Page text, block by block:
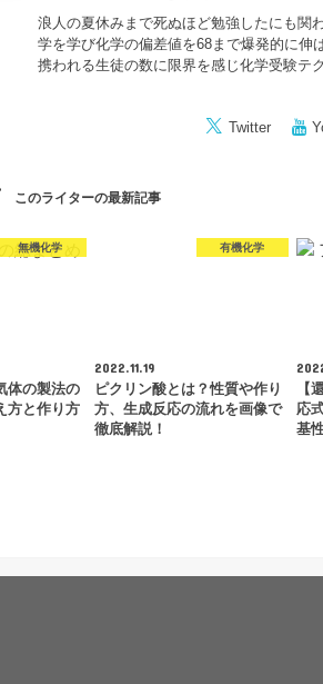
浪人の夏休みまで死ぬほど勉強したにも関
学を学び化学の偏差値を68まで爆発的に伸
携われる生徒の数に限界を感じ化学受験テ
Twitter
このライターの最新記事
無機化学
体の製法の
方と作り方
有機化学
2022.11.19
ピクリン酸とは？性質や作り
方、生成反応の流れを画像で
徹底解説！
【
応
基